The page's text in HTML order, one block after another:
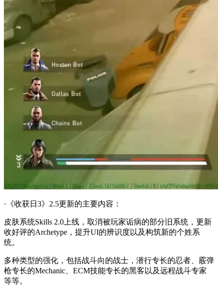
·《收获日3》2.5更新的主要内容：
皮肤系统Skills 2.0上线，取消被玩家诟病的部分旧系统，更新
收好评的Archetype，提升UI的辨识度以及构筑新的个姓系
统。
多种类型的强化，包括战斗向的战士，潜行专长的忍者、霰弹
枪专长的Mechanic、ECM技能专长的黑客以及远程战斗专家
等等。